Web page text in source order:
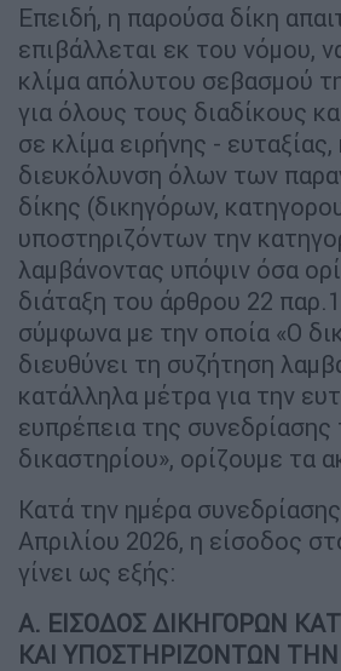
Επειδή, η παρούσα δίκη
επιβάλλεται εκ του νόμου,
κλίμα απόλυτου σεβασμού
για όλους τους διαδίκους
σε κλίμα ειρήνης -
διευκόλυνση όλων των
δίκης (δικηγόρων,
υποστηριζόντων την
λαμβάνοντας υπόψιν όσα
διάταξη του άρθρου 22
σύμφωνα με την οποία «Ο
διευθύνει τη συζήτηση
κατάλληλα μέτρα για την
ευπρέπεια της συνεδρίασης
δικαστηρίου», ορίζουμε τα
Κατά την ημέρα
Απριλίου 2026, η είσοδος
γίνει ως εξής:
Α. ΕΙΣΟΔΟΣ ΔΙΚΗΓΟΡΩΝ
ΚΑΙ ΥΠΟΣΤΗΡΙΖΟΝΤΩΝ